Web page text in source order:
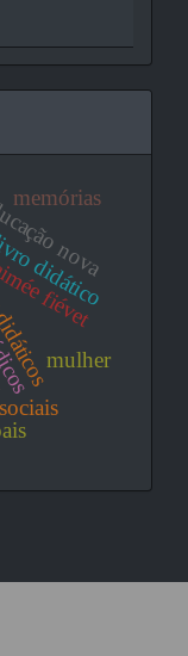
didático
fiévet
mulher
nova
memórias